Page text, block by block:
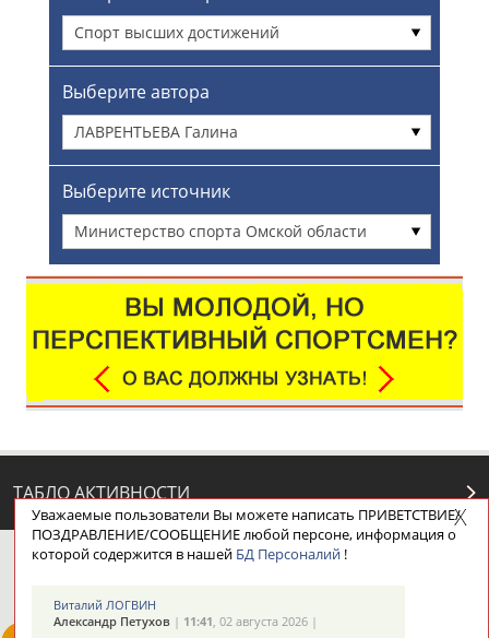
Спорт высших достижений
Выберите автора
ЛАВРЕНТЬЕВА Галина
Выберите источник
Министерство спорта Омской области
ТАБЛО АКТИВНОСТИ
ЦЕЛИ ПРОЕКТА НАШИ КНОПКИ
Уважаемые пользователи Вы можете написать ПРИВЕТСТВИЕ/
ПОЗДРАВЛЕНИЕ/СООБЩЕНИЕ любой персоне, информация о
которой содержится в нашей БД Персоналий!
Виталий ЛОГВИН
Александр Петухов| 11:41, 02 августа 2026 |